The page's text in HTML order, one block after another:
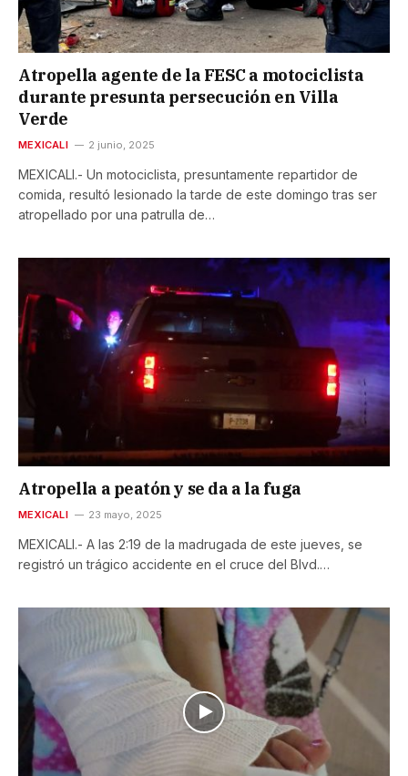
Atropella agente de la FESC a motociclista
durante presunta persecución en Villa
Verde
MEXICALI 2 junio, 2025
MEXICALI.- Un motociclista, presuntamente repartidor de
comida, resultó lesionado la tarde de este domingo tras ser
atropellado por una patrulla de…
Atropella a peatón y se da a la fuga
MEXICALI 23 mayo, 2025
MEXICALI.- A las 2:19 de la madrugada de este jueves, se
registró un trágico accidente en el cruce del Blvd.…